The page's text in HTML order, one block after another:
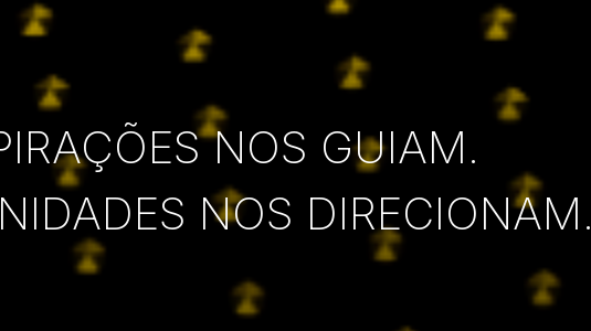
NOS GUIAM.
NOS DIRECIONAM.